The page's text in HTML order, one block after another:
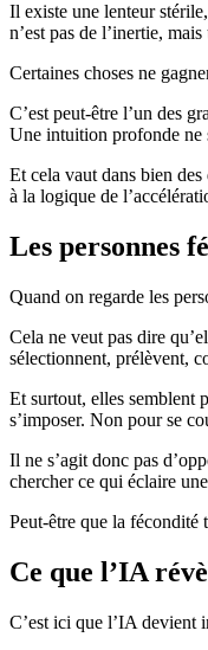
Il existe une lenteur
n’est pas de l’inertie,
Certaines choses ne
C’est peut-être l’un des
Une intuition profonde ne
Et cela vaut dans bien
à la logique de
Les personnes
Quand on regarde les
Cela ne veut pas dire
sélectionnent, prélèvent,
Et surtout, elles semblent
s’imposer. Non pour se
Il ne s’agit donc pas
chercher ce qui éclaire
Peut-être que la fécondité
Ce que l’IA
C’est ici que l’IA devient